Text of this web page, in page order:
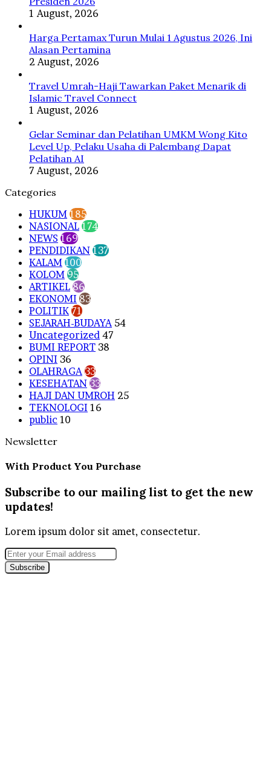
1 August, 2026
Harga Pertamax Turun Mulai 1 Agustus 2026, Ini
Alasan Pertamina
2 August, 2026
Travel Umrah-Haji Tawarkan Paket Menarik di
Islamic Travel Connect
1 August, 2026
Gelar Seminar dan Pelatihan UMKM Wong Kito
Level Up, Pelaku Usaha di Palembang Dapat
Pelatihan AI
7 August, 2026
Categories
HUKUM 185
NASIONAL 174
NEWS 169
PENDIDIKAN 137
KALAM 100
KOLOM 95
ARTIKEL 86
EKONOMI 83
POLITIK 71
SEJARAH-BUDAYA 54
Uncategorized 47
BUMI REPORT 38
OPINI 36
OLAHRAGA 33
KESEHATAN 33
HAJI DAN UMROH 25
TEKNOLOGI 16
public 10
Newsletter
With Product You Purchase
Subscribe to our mailing list to get the new
updates!
Lorem ipsum dolor sit amet, consectetur.
Enter
your
Email